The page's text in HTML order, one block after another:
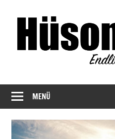
Inhalt
springen
ein
guter
MENÜ